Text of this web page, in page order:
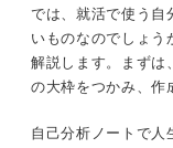
では、就活で使う自
いものなのでしょう
解説します。まずは
の大枠をつかみ、作
自己分析ノートで人